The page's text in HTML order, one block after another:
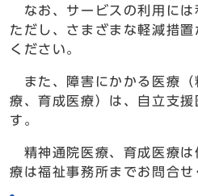
なお、サービスの利用には
ただし、さまざまな軽減措
ください。
また、障害にかかる医療（
療、育成医療）は、自立支
す。
精神通院医療、育成医療は
療は福祉事務所までお問合せ